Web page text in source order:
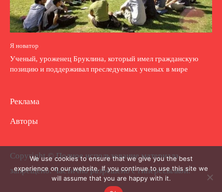
Я новатор
Ученый, уроженец Бруклина, который имел гражданскую
позицию и поддерживал преследуемых ученых в мире
Реклама
Авторы
Copyright © Полное использование материала
запрещено. Частично разрешено с гиперссылкой.
We use cookies to ensure that we give you the best
experience on our website. If you continue to use this site we
will assume that you are happy with it.